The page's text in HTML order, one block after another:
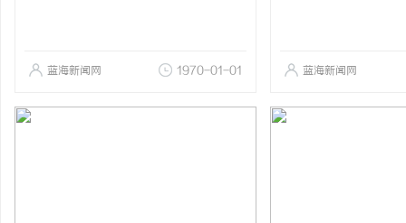
蓝海新闻网 1970-01-01 蓝海新闻网